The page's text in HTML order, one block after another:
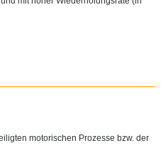
motorischen Prozesse bzw. der